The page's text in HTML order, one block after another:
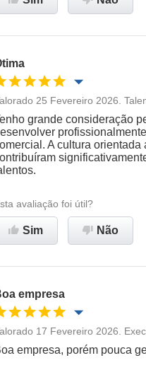
Oportunidade de promoção
Ambiente de trabalho
25 Fevereiro 2026.
grande consideração
A cultura
avaliação foi útil?
Sim Não
empresa
Oportunidade de promoção
17 Fevereiro 2026.
empresa, porém pouca